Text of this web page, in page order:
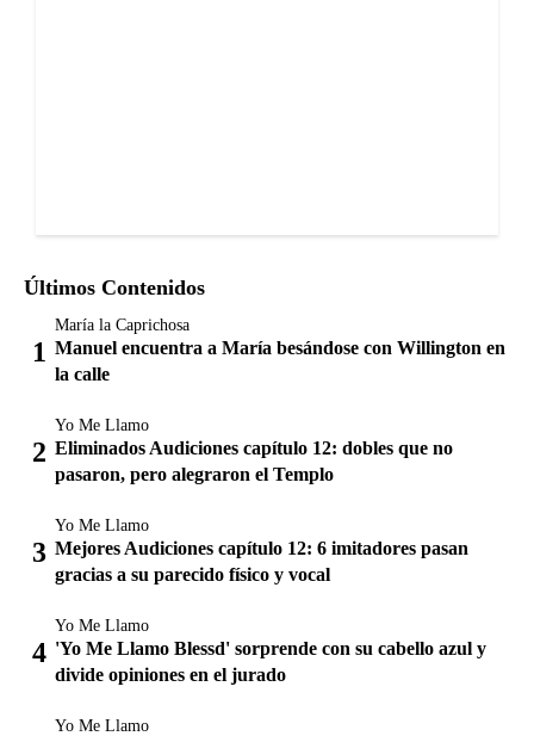
Últimos Contenidos
María la Caprichosa
Manuel encuentra a María besándose con Willington en
la calle
Yo Me Llamo
Eliminados Audiciones capítulo 12: dobles que no
pasaron, pero alegraron el Templo
Yo Me Llamo
Mejores Audiciones capítulo 12: 6 imitadores pasan
gracias a su parecido físico y vocal
Yo Me Llamo
'Yo Me Llamo Blessd' sorprende con su cabello azul y
divide opiniones en el jurado
Yo Me Llamo